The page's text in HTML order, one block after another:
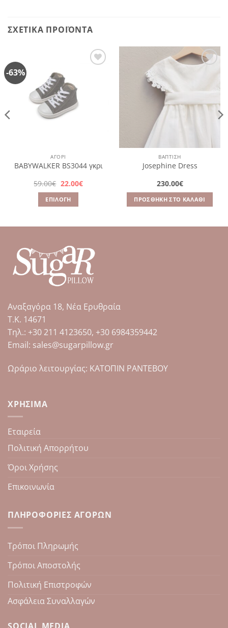
ΣΧΕΤΙΚΆ ΠΡΟΪΌΝΤΑ
-63%
επιθυμιών
ΑΓΌΡΙ
BABYWALKER BS3044 γκρι
59.00€ Original
price
was:
59.00€.
22.00€Η
τρέχουσα
ΕΠΙΛΟΓΉ
έχει
πολλαπλές
παραλλαγές.
Οι
επιλογές
να
στη
σελίδα
του
επιθυμιών
ΒΑΠΤΙΣΗ
Josephine Dress
230.00€
ΠΡΟΣΘΉΚΗ ΣΤΟ ΚΑΛΆΘΙ
Αναξαγόρα 18, Νέα Ερυθραία
Τ.Κ. 14671
Tηλ.: +30 211 4123650, +30 6984359442
Email: sales@sugarpillow.gr
Ωράριο λειτουργίας: ΚΑΤΟΠΙΝ ΡΑΝΤΕΒΟΥ
ΧΡΉΣΙΜΑ
Εταιρεία
Πολιτική Απορρήτου
Όροι Χρήσης
Επικοινωνία
ΠΛΗΡΟΦΟΡΊΕΣ ΑΓΟΡΏΝ
Τρόποι Πληρωμής
Τρόποι Αποστολής
Πολιτική Επιστροφών
Ασφάλεια Συναλλαγών